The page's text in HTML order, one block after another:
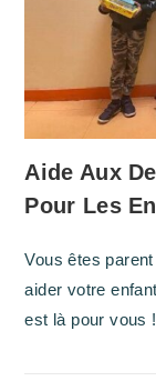
Aide Aux
Pour Les
Vous êtes
aider votre
est là pour vous